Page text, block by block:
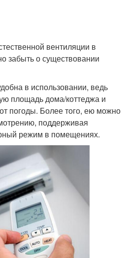
вентиляции в
забыть о существовании
в использовании, ведь
площадь дома/коттеджа и
погоды. Более того, ею можно
поддерживая
режим в помещениях.